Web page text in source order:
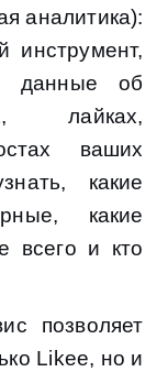
аналитика):
инструмент,
данные об
лайках,
ваших
какие
какие
всего и кто
позволяет
Likee, но и